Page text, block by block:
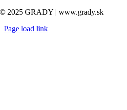
© 2025 GRADY | www.grady.sk
Page load link